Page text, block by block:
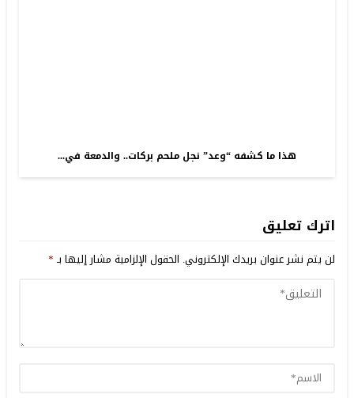
هذا ما كشفه “وعد” نجل ملحم بركات.. والدمعة في...
اترك تعليق
لن يتم نشر عنوان بريدك الإلكتروني. الحقول الإلزامية مشار إليها بـ*